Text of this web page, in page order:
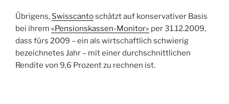
Übrigens, Swisscantoschätzt auf konservativer Basis
bei ihrem «Pensionskassen-Monitor» per 31.12.2009,
dass fürs 2009 – ein als wirtschaftlich schwierig
bezeichnetes Jahr – mit einer durchschnittlichen
Rendite von 9,6 Prozent zu rechnen ist.